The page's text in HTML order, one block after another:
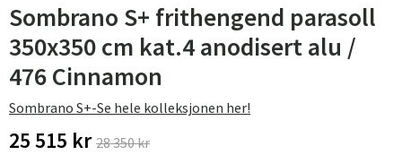
Sombrano S+ frithengend parasoll
350x350 cm kat.4 anodisert alu /
476 Cinnamon
Sombrano S+-Se hele kolleksjonen her!
25 515 kr 28 350 kr